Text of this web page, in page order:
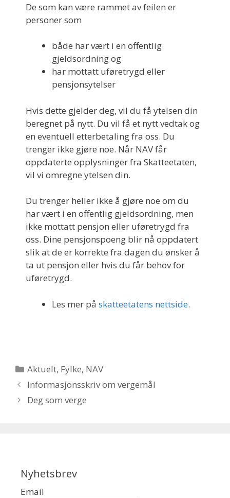
De som kan være rammet av feilen er
personer som
både har vært i en offentlig
gjeldsordning og
har mottatt uføretrygd eller
pensjonsytelser
Hvis dette gjelder deg, vil du få ytelsen din
beregnet på nytt. Du vil få et nytt vedtak og
en eventuell etterbetaling fra oss. Du
trenger ikke gjøre noe. Når NAV får
oppdaterte opplysninger fra Skatteetaten,
vil vi omregne ytelsen din.
Du trenger heller ikke å gjøre noe om du
har vært i en offentlig gjeldsordning, men
ikke mottatt pensjon eller uføretrygd fra
oss. Dine pensjonspoeng blir nå oppdatert
slik at de er korrekte fra dagen du ønsker å
ta ut pensjon eller hvis du får behov for
uføretrygd.
Les mer på skatteetatens nettside.
Kategorier
Aktuelt, Fylke, NAV
Informasjonsskriv om vergemål
Deg som verge
Nyhetsbrev
Email